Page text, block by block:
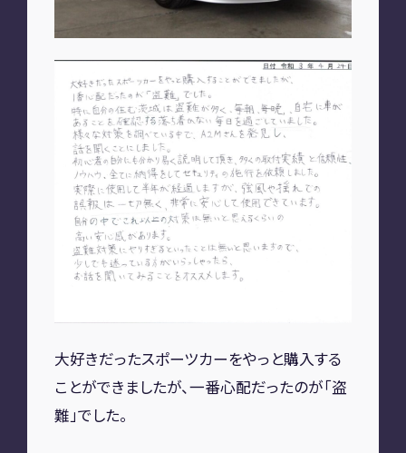
大好きだったスポーツカーをやっと購入する
ことができましたが、一番心配だったのが「盗
難」でした。
A2M 本店
A2M 仙台
A2M 宇都宮
A2M 愛知
A2M 四日市
A2M USC
A2M 横浜
CONTACT
お問い合わせ